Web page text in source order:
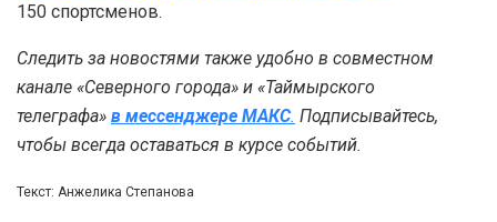
150 спортсменов.
Следить за новостями также удобно в совместном
канале «Северного города» и «Таймырского
телеграфа» в мессенджере MAКС. Подписывайтесь,
чтобы всегда оставаться в курсе событий.
Текст: Анжелика Степанова